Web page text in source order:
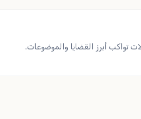
تواكب أبرز القضايا والموضوعات.